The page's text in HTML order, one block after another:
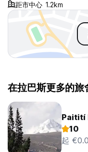
距市中心 1.2km
在拉巴斯更多的旅
Paitití
10
起